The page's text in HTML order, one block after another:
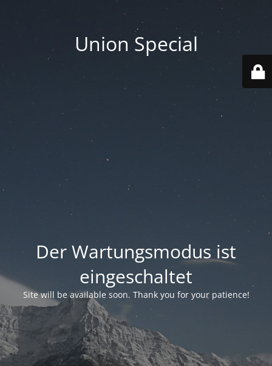
Union Special
Der Wartungsmodus ist
eingeschaltet
Site will be available soon. Thank you for your patience!